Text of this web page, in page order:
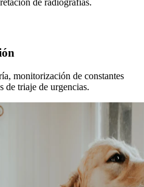
de radiografías.
monitorización de constantes
de triaje de urgencias.